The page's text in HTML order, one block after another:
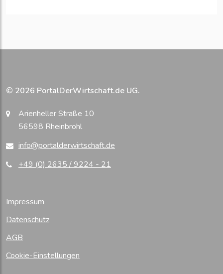
© 2026 PortalDerWirtschaft.de UG.
Arienheller Straße 10
56598 Rheinbrohl
info@portalderwirtschaft.de
+49 (0) 2635 / 9224 - 21
Impressum
Datenschutz
AGB
Cookie-Einstellungen